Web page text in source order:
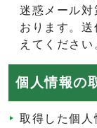
迷惑メール
おります。
えてください
個人情報の
取得した個人